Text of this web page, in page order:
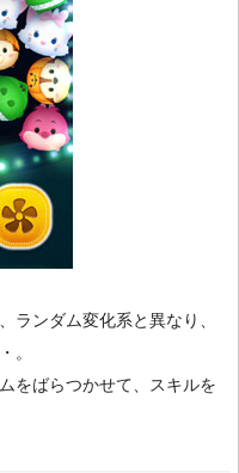
ランダム変化系と異なり、
。
をばらつかせて、スキルを